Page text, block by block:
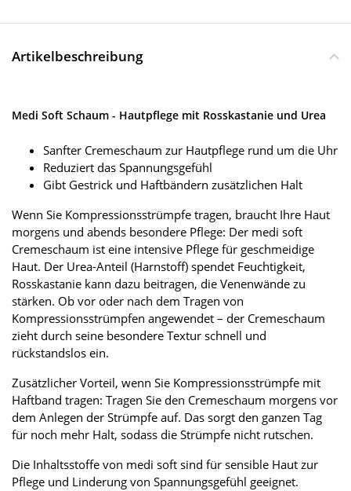
Artikelbeschreibung
Medi Soft Schaum - Hautpflege mit Rosskastanie und Urea
Sanfter Cremeschaum zur Hautpflege rund um die Uhr
Reduziert das Spannungsgefühl
Gibt Gestrick und Haftbändern zusätzlichen Halt
Wenn Sie Kompressionsstrümpfe tragen, braucht Ihre Haut
morgens und abends besondere Pflege: Der medi soft
Cremeschaum ist eine intensive Pflege für geschmeidige
Haut. Der Urea-Anteil (Harnstoff) spendet Feuchtigkeit,
Rosskastanie kann dazu beitragen, die Venenwände zu
stärken. Ob vor oder nach dem Tragen von
Kompressionsstrümpfen angewendet – der Cremeschaum
zieht durch seine besondere Textur schnell und
rückstandslos ein.
Zusätzlicher Vorteil, wenn Sie Kompressionsstrümpfe mit
Haftband tragen: Tragen Sie den Cremeschaum morgens vor
dem Anlegen der Strümpfe auf. Das sorgt den ganzen Tag
für noch mehr Halt, sodass die Strümpfe nicht rutschen.
Die Inhaltsstoffe von medi soft sind für sensible Haut zur
Pflege und Linderung von Spannungsgefühl geeignet.